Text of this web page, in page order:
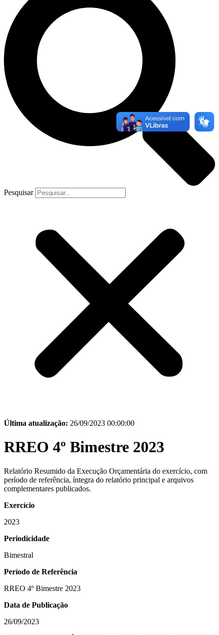
Pesquisar
Última atualização: 26/09/2023 00:00:00
RREO 4º Bimestre 2023
Relatório Resumido da Execução Orçamentária do exercício, com
período de referência, íntegra do relatório principal e arquivos
complementares publicados.
Exercício
2023
Periodicidade
Bimestral
Período de Referência
RREO 4º Bimestre 2023
Data de Publicação
26/09/2023